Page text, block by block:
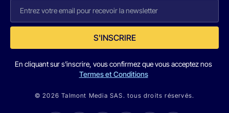
S'INSCRIRE
En cliquant sur s'inscrire, vous confirmez que vous acceptez nos
Termes et Conditions
© 2026 Talmont Media SAS. tous droits réservés.